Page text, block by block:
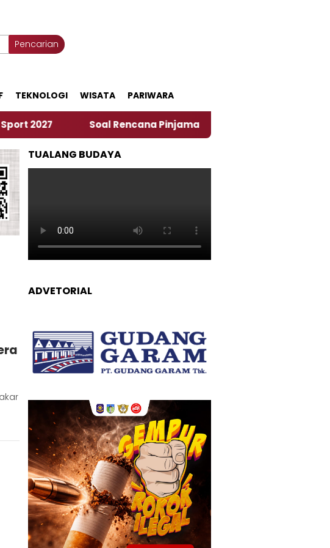
Pencarian
TEKNOLOGI WISATA PARIWARA
‎Soal Rencana Pinjaman Daerah Pemkab Jember, Ini Kata
TUALANG BUDAYA
ADVETORIAL